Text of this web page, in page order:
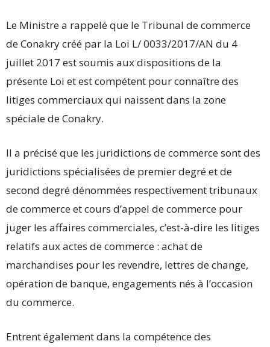
Le Ministre a rappelé que le Tribunal de commerce
de Conakry créé par la Loi L/ 0033/2017/AN du 4
juillet 2017 est soumis aux dispositions de la
présente Loi et est compétent pour connaître des
litiges commerciaux qui naissent dans la zone
spéciale de Conakry.
Il a précisé que les juridictions de commerce sont des
juridictions spécialisées de premier degré et de
second degré dénommées respectivement tribunaux
de commerce et cours d’appel de commerce pour
juger les affaires commerciales, c’est-à-dire les litiges
relatifs aux actes de commerce : achat de
marchandises pour les revendre, lettres de change,
opération de banque, engagements nés à l’occasion
du commerce.
Entrent également dans la compétence des